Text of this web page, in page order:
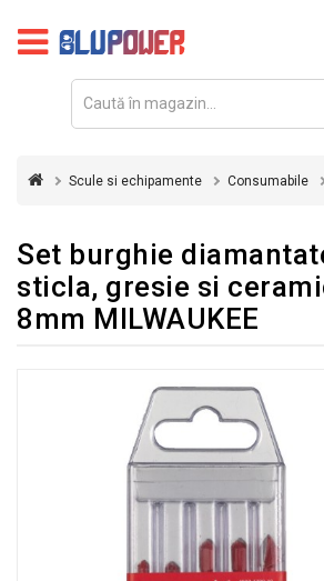
FOTOVOLTAICE
REDRESOARE
INVERTOARE
UPS
Scule si echipamente Consumabile
Set burghie
sticla, gresie si
8mm MILWAUKEE